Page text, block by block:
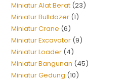
Miniatur Alat Berat 23
Miniatur Bulldozer 1
Miniatur Crane 6
Miniatur Excavator 9
Miniatur Loader 4
Miniatur Bangunan 45
Miniatur Gedung 10